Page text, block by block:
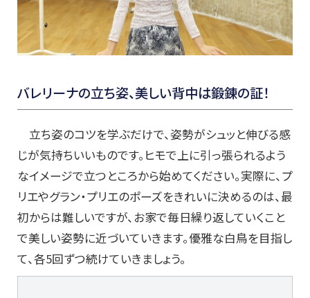
バレリーナの立ち姿、美しい背中は鍛錬の証！
立ち姿のコツを学ぶだけで、姿勢がシュッと伸びる感
じが気持ちいいものです。ヒモで上に引っ張られるよう
なイメージで立つところから始めてください。実際に、プ
リエやグラン・プリエのポーズをきれいに決めるのは、最
初からは難しいですが、お家で毎日繰り返していくこと
で美しい姿勢に近づいていきます。優雅な白鳥を目指し
て、各5回ずつ続けていきましょう。